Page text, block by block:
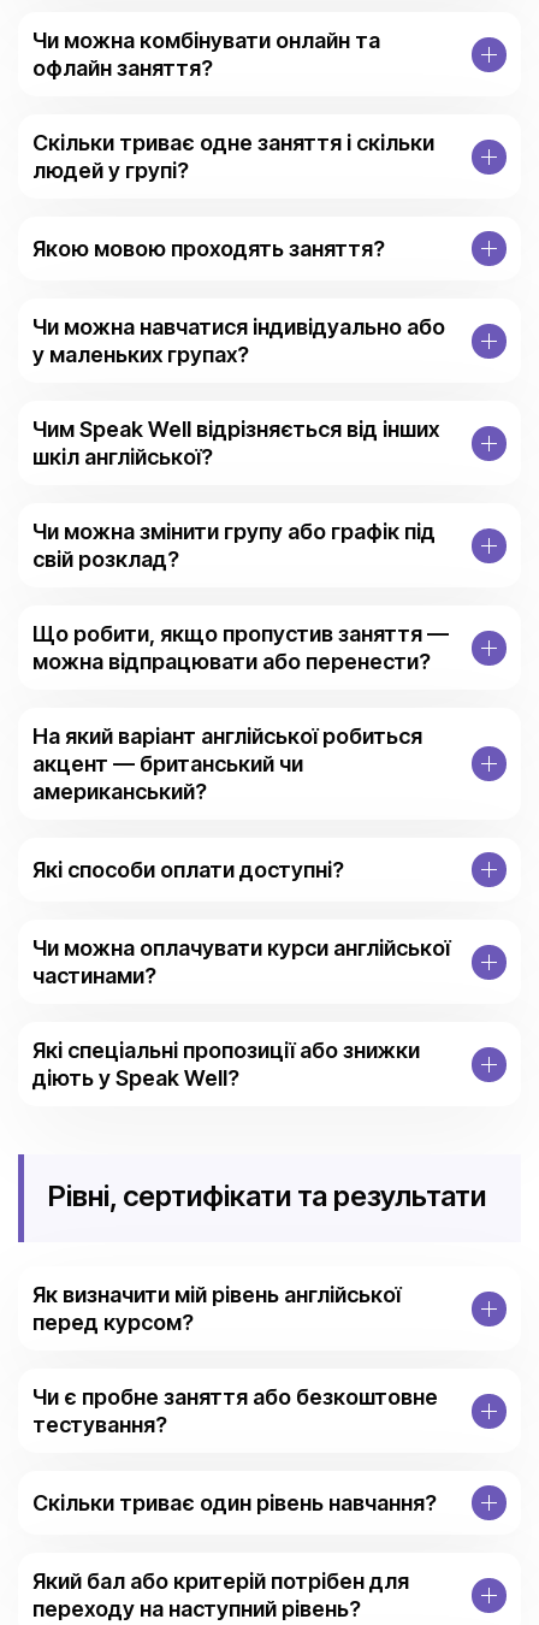
Чи можна комбінувати онлайн та
офлайн заняття?
Скільки триває одне заняття і скільки
людей у групі?
Якою мовою проходять заняття?
Чи можна навчатися індивідуально або
у маленьких групах?
Чим Speak Well відрізняється від інших
шкіл англійської?
Чи можна змінити групу або графік під
свій розклад?
Що робити, якщо пропустив заняття —
можна відпрацювати або перенести?
На який варіант англійської робиться
акцент — британський чи
американський?
Які способи оплати доступні?
Чи можна оплачувати курси англійської
частинами?
Які спеціальні пропозиції або знижки
діють у Speak Well?
Рівні, сертифікати та результати
Як визначити мій рівень англійської
перед курсом?
Чи є пробне заняття або безкоштовне
тестування?
Скільки триває один рівень навчання?
Який бал або критерій потрібен для
переходу на наступний рівень?